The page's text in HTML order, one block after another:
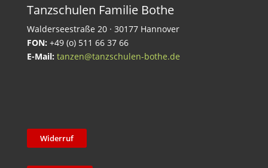
Tanzschulen Familie Bothe
Walderseestraße 20 · 30177 Hannover
FON: +49 (o) 511 66 37 66
E-Mail: tanzen@tanzschulen-bothe.de
Widerruf